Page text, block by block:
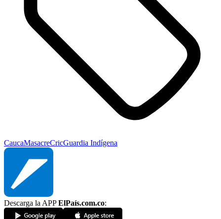
CaucaMasacreCricGuardia Indígena
Descarga la APPElPaís.com.co: